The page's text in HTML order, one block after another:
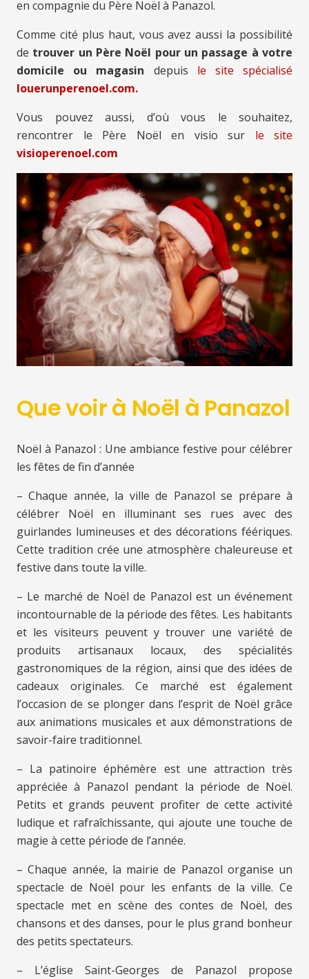
en compagnie du Père Noël à Panazol.
Comme cité plus haut, vous avez aussi la possibilité
de trouver un Père Noël pour un passage à votre
domicile ou magasin depuis le site spécialisé
louerunperenoel.com.
Vous pouvez aussi, d’où vous le souhaitez,
rencontrer le Père Noël en visio sur le site
visioperenoel.com
Que voir à Noël à Panazol
Noël à Panazol : Une ambiance festive pour célébrer
les fêtes de fin d’année
– Chaque année, la ville de Panazol se prépare à
célébrer Noël en illuminant ses rues avec des
guirlandes lumineuses et des décorations féériques.
Cette tradition crée une atmosphère chaleureuse et
festive dans toute la ville.
– Le marché de Noël de Panazol est un événement
incontournable de la période des fêtes. Les habitants
et les visiteurs peuvent y trouver une variété de
produits artisanaux locaux, des spécialités
gastronomiques de la région, ainsi que des idées de
cadeaux originales. Ce marché est également
l’occasion de se plonger dans l’esprit de Noël grâce
aux animations musicales et aux démonstrations de
savoir-faire traditionnel.
– La patinoire éphémère est une attraction très
appréciée à Panazol pendant la période de Noël.
Petits et grands peuvent profiter de cette activité
ludique et rafraîchissante, qui ajoute une touche de
magie à cette période de l’année.
– Chaque année, la mairie de Panazol organise un
spectacle de Noël pour les enfants de la ville. Ce
spectacle met en scène des contes de Noël, des
chansons et des danses, pour le plus grand bonheur
des petits spectateurs.
– L’église Saint-Georges de Panazol propose